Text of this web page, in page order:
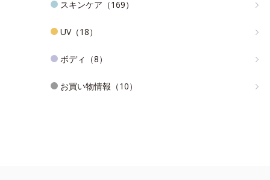
スキンケア（169）
UV（18）
ボディ（8）
お買い物情報（10）